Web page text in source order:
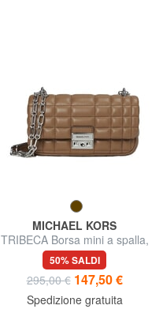
MICHAEL KORS
TRIBECA Borsa mini a spalla,
in pelle
50% SALDI
295,00 € 147,50 €
Spedizione gratuita